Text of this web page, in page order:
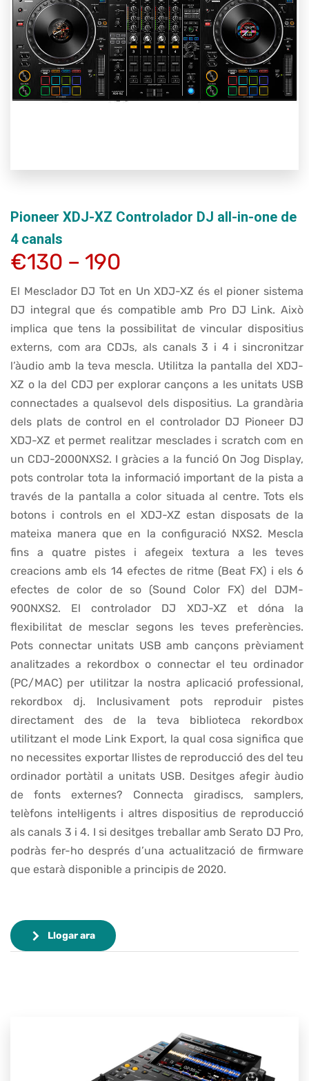
Pioneer XDJ-XZ Controlador DJ all-in-one de
4 canals
€130 – 190
El Mesclador DJ Tot en Un XDJ-XZ és el pioner sistema
DJ integral que és compatible amb Pro DJ Link. Això
implica que tens la possibilitat de vincular dispositius
externs, com ara CDJs, als canals 3 i 4 i sincronitzar
l’àudio amb la teva mescla. Utilitza la pantalla del XDJ-
XZ o la del CDJ per explorar cançons a les unitats USB
connectades a qualsevol dels dispositius. La grandària
dels plats de control en el controlador DJ Pioneer DJ
XDJ-XZ et permet realitzar mesclades i scratch com en
un CDJ-2000NXS2. I gràcies a la funció On Jog Display,
pots controlar tota la informació important de la pista a
través de la pantalla a color situada al centre. Tots els
botons i controls en el XDJ-XZ estan disposats de la
mateixa manera que en la configuració NXS2. Mescla
fins a quatre pistes i afegeix textura a les teves
creacions amb els 14 efectes de ritme (Beat FX) i els 6
efectes de color de so (Sound Color FX) del DJM-
900NXS2. El controlador DJ XDJ-XZ et dóna la
flexibilitat de mesclar segons les teves preferències.
Pots connectar unitats USB amb cançons prèviament
analitzades a rekordbox o connectar el teu ordinador
(PC/MAC) per utilitzar la nostra aplicació professional,
rekordbox dj. Inclusivament pots reproduir pistes
directament des de la teva biblioteca rekordbox
utilitzant el mode Link Export, la qual cosa significa que
no necessites exportar llistes de reproducció des del teu
ordinador portàtil a unitats USB. Desitges afegir àudio
de fonts externes? Connecta giradiscs, samplers,
telèfons intel·ligents i altres dispositius de reproducció
als canals 3 i 4. I si desitges treballar amb Serato DJ Pro,
podràs fer-ho després d’una actualització de firmware
que estarà disponible a principis de 2020.
Llogar ara